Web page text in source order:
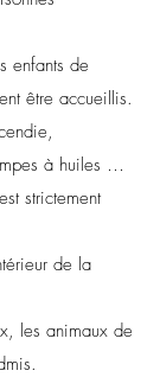
enfants de
être accueillis.
à huiles …
strictement
de la
les animaux de